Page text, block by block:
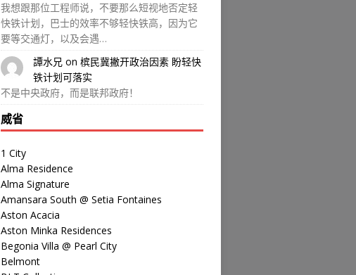
我想跟那位工程师说，不要那么短视地否定轻
快铁计划，巴士的效率不够轻快铁高，因为它
要等交通灯，以及会遇…
譚水兄 on 槟民冀撇开政治因素 盼轻快
铁计划可落实
不是中央政府，而是联邦政府！
威省
1 City
Alma Residence
Alma Signature
Amansara South @ Setia Fontaines
Aston Acacia
Aston Minka Residences
Begonia Villa @ Pearl City
Belmont